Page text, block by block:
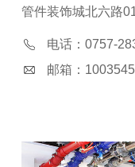
管件装饰城北六路
电话：0757-
邮箱：